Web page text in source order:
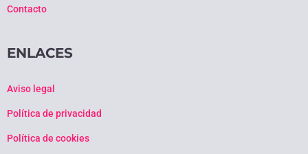
Contacto
ENLACES
Aviso legal
Política de privacidad
Política de cookies